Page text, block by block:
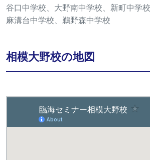
谷口中学校、大野南中学校、新町中学
麻溝台中学校、鵜野森中学校
相模大野校の地図